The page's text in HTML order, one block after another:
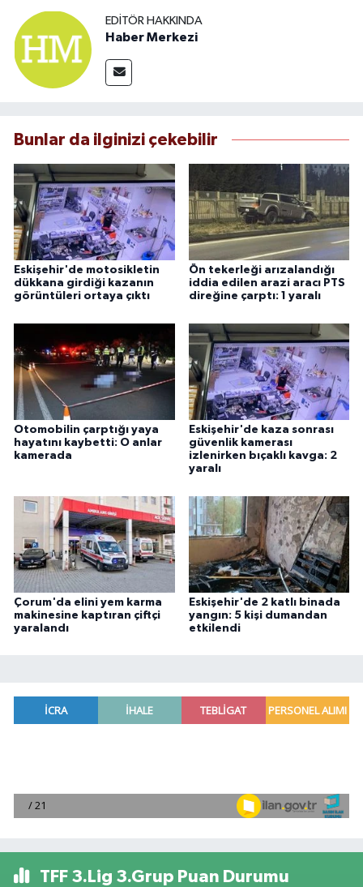
EDITÖR HAKKINDA
Haber Merkezi
Bunlar da ilginizi çekebilir
Eskişehir'de motosikletin
dükkana girdiği kazanın
görüntüleri ortaya çıktı
Ön tekerleği arızalandığı
iddia edilen arazi aracı PTS
direğine çarptı: 1 yaralı
Otomobilin çarptığı yaya
hayatını kaybetti: O anlar
kamerada
Eskişehir'de kaza sonrası
güvenlik kamerası
izlenirken bıçaklı kavga: 2
yaralı
Çorum'da elini yem karma
makinesine kaptıran çiftçi
yaralandı
Eskişehir'de 2 katlı binada
yangın: 5 kişi dumandan
etkilendi
TFF 3.Lig 3.Grup Puan Durumu